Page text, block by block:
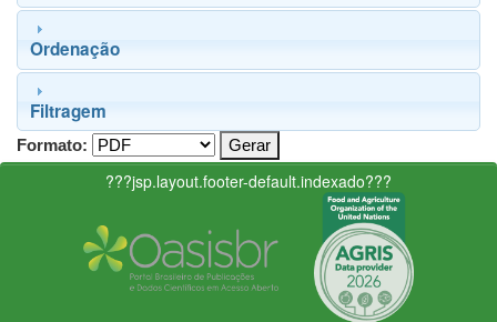
Ordenação
Filtragem
Formato:
???jsp.layout.footer-default.indexado???